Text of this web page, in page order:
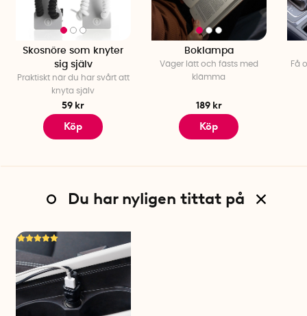
Skosnöre som knyter
sig själv
Praktiskt när du har svårt att
knyta själv
59 kr
Köp
Boklampa
Väger lätt och fästs med
klämma
189 kr
Köp
Få
Du har nyligen tittat på